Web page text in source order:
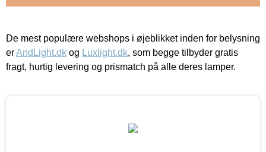
De mest populære webshops i øjeblikket inden for belysning
erAndLight.dk og Luxlight.dk, som begge tilbyder gratis
fragt, hurtig levering og prismatch på alle deres lamper.